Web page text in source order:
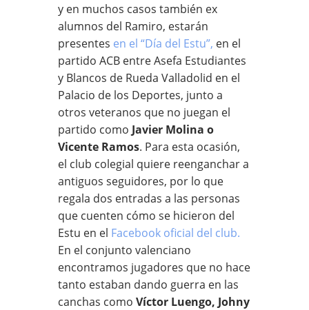
y en muchos casos también ex
alumnos del Ramiro, estarán
presentes en el “Día del Estu”, en el
partido ACB entre Asefa Estudiantes
y Blancos de Rueda Valladolid en el
Palacio de los Deportes, junto a
otros veteranos que no juegan el
partido como Javier Molina o
Vicente Ramos. Para esta ocasión,
el club colegial quiere reenganchar a
antiguos seguidores, por lo que
regala dos entradas a las personas
que cuenten cómo se hicieron del
Estu en el Facebook oficial del club.
En el conjunto valenciano
encontramos jugadores que no hace
tanto estaban dando guerra en las
canchas como Víctor Luengo, Johny